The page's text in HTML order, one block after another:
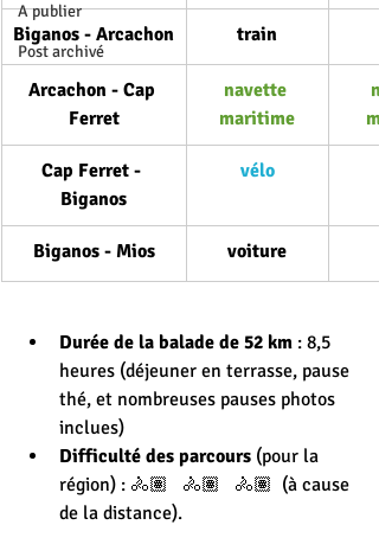
A publier
Post archivé
Biganos - Arcachon train
Arcachon - Cap
Ferret
navette
maritime
Cap Ferret -
Biganos
vélo
Biganos - Mios voiture
Durée de la balade de 52 km : 8,5
heures (déjeuner en terrasse, pause
thé, et nombreuses pauses photos
inclues)
Difficulté des parcours (pour la
région) : 🚴🏽   🚴🏽   🚴🏽  (à cause
de la distance).